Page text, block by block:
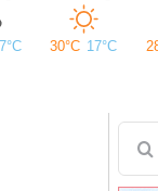
nach: